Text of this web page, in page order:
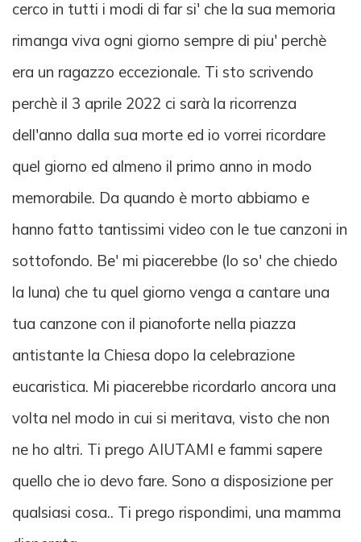
cerco in tutti i modi di far si' che la sua memoria
rimanga viva ogni giorno sempre di piu' perchè
era un ragazzo eccezionale. Ti sto scrivendo
perchè il 3 aprile 2022 ci sarà la ricorrenza
dell'anno dalla sua morte ed io vorrei ricordare
quel giorno ed almeno il primo anno in modo
memorabile. Da quando è morto abbiamo e
hanno fatto tantissimi video con le tue canzoni in
sottofondo. Be' mi piacerebbe (lo so' che chiedo
la luna) che tu quel giorno venga a cantare una
tua canzone con il pianoforte nella piazza
antistante la Chiesa dopo la celebrazione
eucaristica. Mi piacerebbe ricordarlo ancora una
volta nel modo in cui si meritava, visto che non
ne ho altri. Ti prego AIUTAMI e fammi sapere
quello che io devo fare. Sono a disposizione per
qualsiasi cosa.. Ti prego rispondimi, una mamma